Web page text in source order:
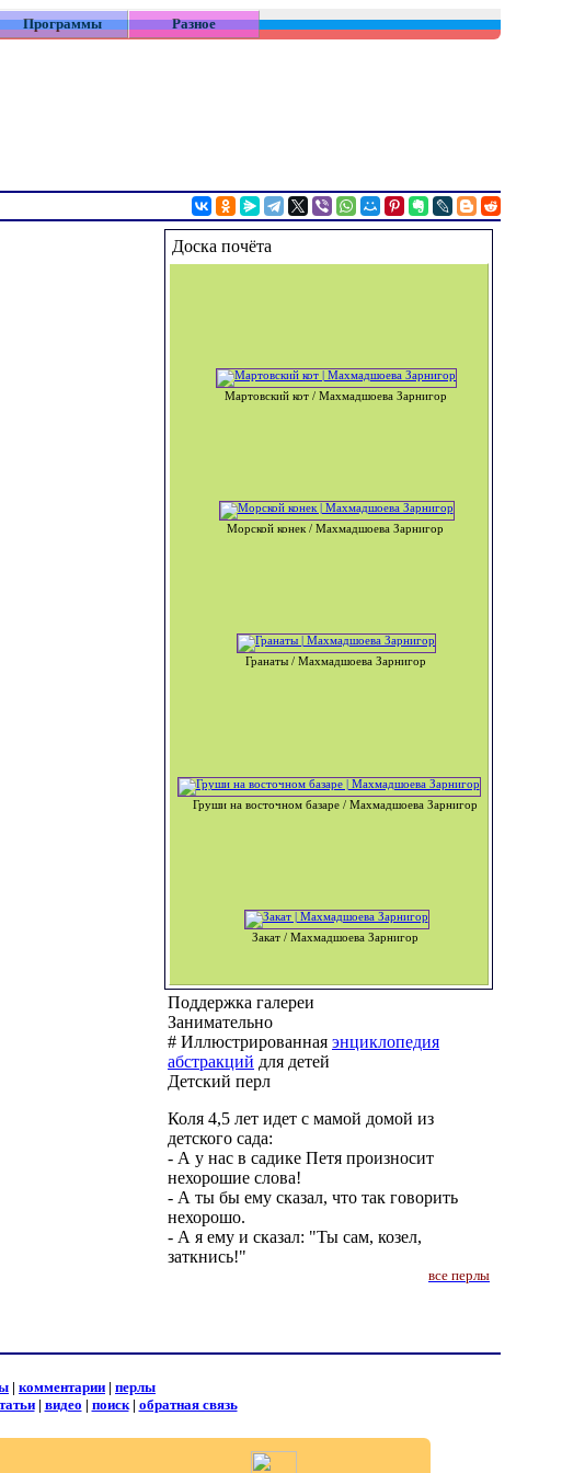
Программы Разное
Доска почёта
Мартовский кот / Махмадшоева Зарнигор
Морской конек / Махмадшоева Зарнигор
Гранаты / Махмадшоева Зарнигор
Груши на восточном базаре / Махмадшоева Зарнигор
Закат / Махмадшоева Зарнигор
Поддержка галереи
Занимательно
# Иллюстрированная энциклопедия
абстракций для детей
Детский перл
Коля 4,5 лет идет с мамой домой из
детского сада:
- А у нас в садике Петя произносит
нехорошие слова!
- А ты бы ему сказал, что так говорить
нехорошо.
- А я ему и сказал: "Ты сам, козел,
заткнись!"
все перлы
| комментарии | перлы
| видео | поиск| обратная связь